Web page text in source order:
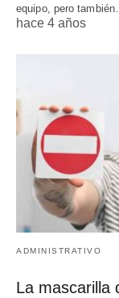
equipo, pero también…
hace 4 años
ADMINISTRATIVO
La mascarilla